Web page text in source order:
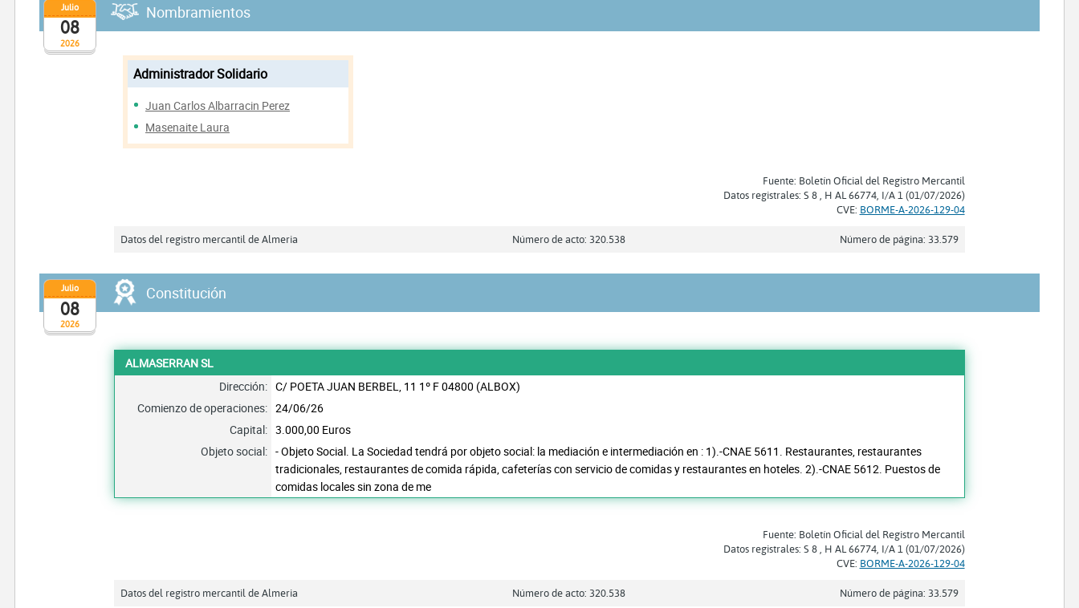
2026
Julio
08
Nombramientos
Administrador Solidario
Juan Carlos Albarracin Perez
Masenaite Laura
Fuente: Boletín Oficial del Registro Mercantil
Datos registrales: S 8 , H AL 66774, I/A 1 (01/07/2026)
CVE: BORME-A-2026-129-04
Datos del registro mercantil de Almeria Número de acto: 320.538 Número de página: 33.579
2026
Julio
08
Constitución
ALMASERRAN SL
Dirección: C/ POETA JUAN BERBEL, 11 1º F 04800 (ALBOX)
Comienzo de operaciones: 24/06/26
Capital: 3.000,00 Euros
Objeto social: - Objeto Social. La Sociedad tendrá por objeto social: la mediación e intermediación en : 1).-CNAE 5611. Restaurantes, restaurantes
tradicionales, restaurantes de comida rápida, cafeterías con servicio de comidas y restaurantes en hoteles. 2).-CNAE 5612. Puestos de
comidas locales sin zona de me
Fuente: Boletín Oficial del Registro Mercantil
Datos registrales: S 8 , H AL 66774, I/A 1 (01/07/2026)
CVE: BORME-A-2026-129-04
Datos del registro mercantil de Almeria Número de acto: 320.538 Número de página: 33.579